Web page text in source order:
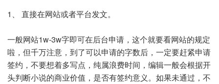
1、 直接在网站或者平台发文。
一般网站1w-3w字即可在后台申请，这个就要看网站的规定
啦，但千万注意，到了可以申请的字数后，一定要赶紧申请
签约，不要想着多写点，纯属浪费时间，编辑一般会根据开
头判断小说的商业价值，是否有签约意义。如果未通过，不